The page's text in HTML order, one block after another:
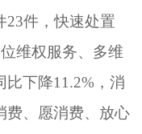
23件，快速处置
维权服务、多维
比下降11.2%，消
费、愿消费、放心